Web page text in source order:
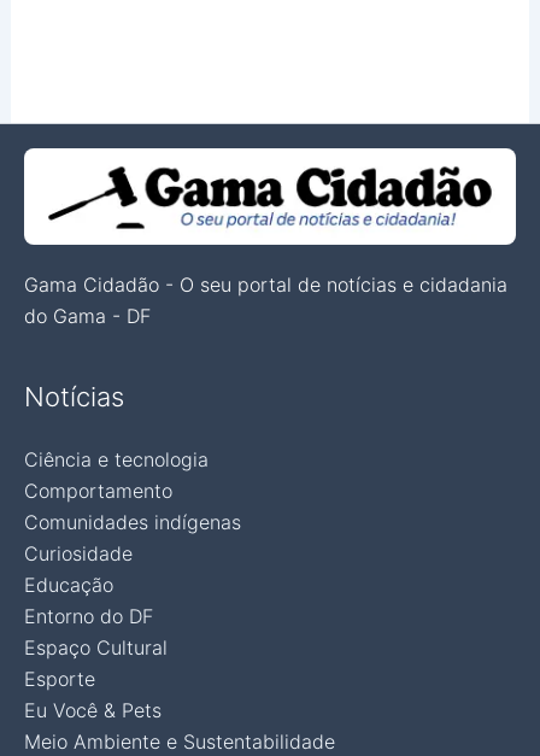
Gama Cidadão - O seu portal de notícias e cidadania
do Gama - DF
Notícias
Ciência e tecnologia
Comportamento
Comunidades indígenas
Curiosidade
Educação
Entorno do DF
Espaço Cultural
Esporte
Eu Você & Pets
Meio Ambiente e Sustentabilidade